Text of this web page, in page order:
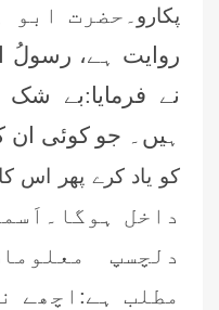
پکارو۔ حضرت ابو
روایت ہے، رسولُ
نے فرمایا:بے شک
ہیں۔ جو کوئی
کو یاد کرے پھر اس
داخل
دلچسپ
مطلب ہے:اچھے